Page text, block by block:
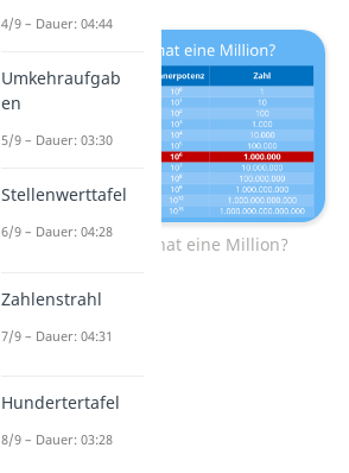
Wie viele Nullen hat eine Million?
4/9 – Dauer: 04:44
Umkehraufgab
en
5/9 – Dauer: 03:30
Stellenwerttafel
6/9 – Dauer: 04:28
Zahlenstrahl
7/9 – Dauer: 04:31
Hundertertafel
8/9 – Dauer: 03:28